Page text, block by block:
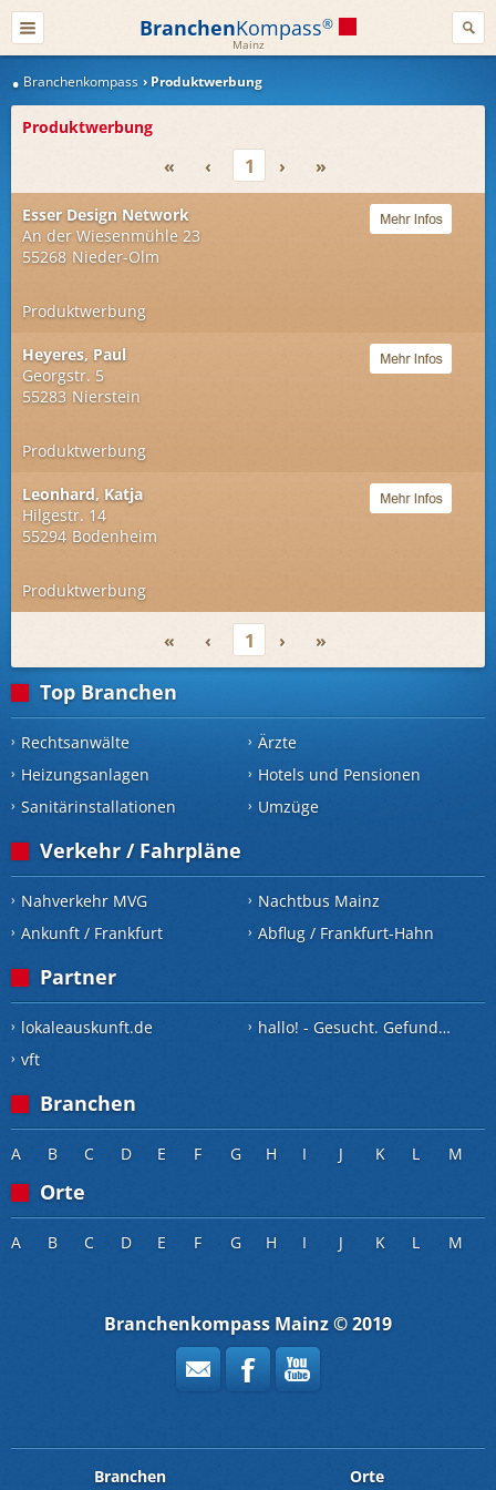
BranchenKompass®
Mainz
Branchenkompass Produktwerbung
Produktwerbung
« ‹ 1 › »
Esser Design Network
An der Wiesenmühle 23
55268 Nieder-Olm
Produktwerbung
Heyeres, Paul
Georgstr. 5
55283 Nierstein
Produktwerbung
Leonhard, Katja
Hilgestr. 14
55294 Bodenheim
Produktwerbung
« ‹ 1 › »
Top Branchen
Rechtsanwälte Ärzte
Heizungsanlagen
Hotels und Pensionen
Sanitärinstallationen
Umzüge
Verkehr / Fahrpläne
Nahverkehr MVG Nachtbus Mainz
Ankunft / Frankfurt
Abflug / Frankfurt-Hahn
Partner
lokaleauskunft.de hallo! - Gesucht. Gefunden.
vft
Branchen
A B C D E F G H I J K L M
Orte
A B C D E F G H I J K L M
Branchenkompass Mainz © 2019
Branchen Orte